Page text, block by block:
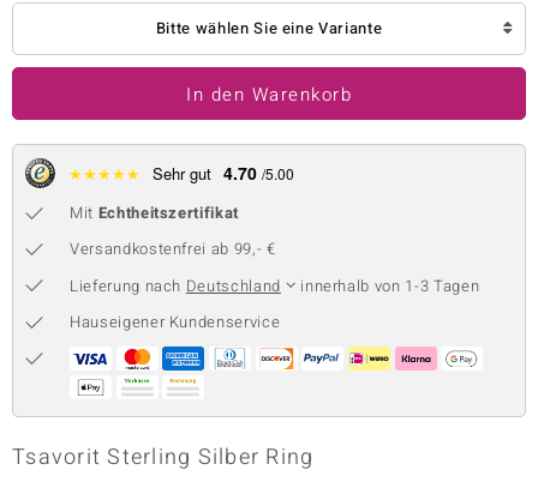
BY DE MELO
Collection
Classics
Bitte wählen Sie eine Variante
In den Warenkorb
★★★★★ Sehr gut 4.70 /5.00
Mit Echtheitszertifikat
Versandkostenfrei ab 99,- €
Lieferung nach Deutschland
innerhalb von 1-3 Tagen
Hauseigener Kundenservice
Tsavorit Sterling Silber Ring